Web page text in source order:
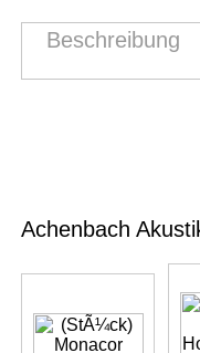
Beschreibung
Achenbach